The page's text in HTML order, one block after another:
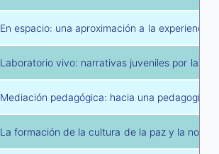
En espacio: una aproximación a la
Laboratorio vivo: narrativas juveniles por la
Mediación pedagógica: hacia una pedagogía
La formación de la cultura de la paz y la no